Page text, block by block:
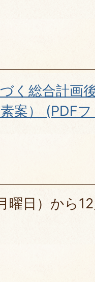
く総合計画
案） (PDF
曜日）から